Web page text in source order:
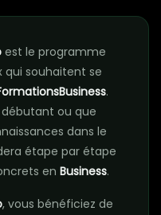
est le programme
souhaitent se
.
ou que
dans le
étape par étape
en Business.
, vous bénéficiez de